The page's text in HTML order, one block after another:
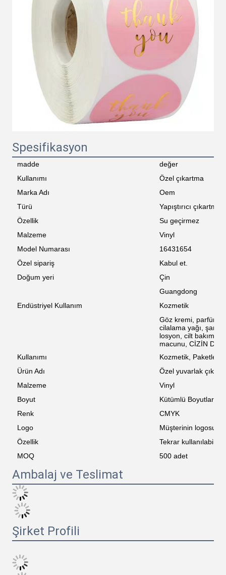
Spesifikasyon
madde
değer
Kullanımı
Özel çıkartma
Marka Adı
Oem
Türü
Yapıştırıcı çıkartma
Özellik
Su geçirmez
Malzeme
Vinyl
Model Numarası
16431654
Özel sipariş
Kabul et.
Doğum yeri
Çin
Guangdong
Endüstriyel Kullanım
Kozmetik
Göz kremi, parfüm,
cilalama yağı,
losyon, cilt bakımı
macunu, CİZİN
Kullanımı
Kozmetik,
Ürün Adı
Özel yuvarlak
Malzeme
Vinyl
Boyut
Kütümlü Boyutlar
Renk
CMYK
Logo
Müşterinin logosu
Özellik
Tekrar kullanılabilir
MOQ
500 adet
Ambalaj ve Teslimat
Şirket Profili